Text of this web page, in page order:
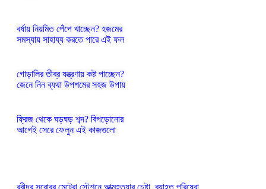
বর্ষায় নিয়মিত পেঁপে খাচ্ছেন? হজমের
সমস্যায় সাহায্য করতে পারে এই ফল
গোড়ালির তীব্র যন্ত্রণায় কষ্ট পাচ্ছেন?
জেনে নিন ব্যথা উপশমের সহজ উপায়
ফ্রিজ থেকে ঘড়ঘড় শব্দ? বিগড়োনোর
আগেই সেরে ফেলুন এই কাজগুলো
রবীন্দ্র সরোবর মেট্রো স্টেশনে আত্মহত্যার চেষ্টা, ব্যাহত পরিষেবা